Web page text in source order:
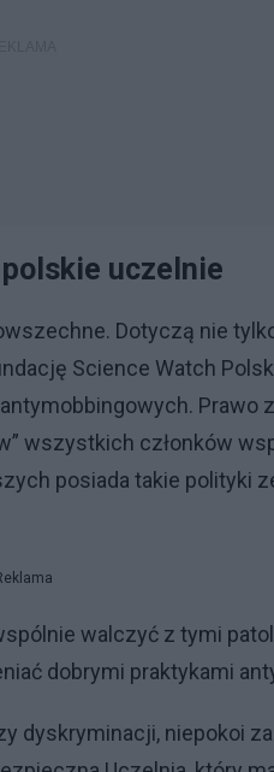
uczelnie
Dotyczą nie
Science Watch
Prawo
wszystkich członków
posiada takie polityki
walczyć z tymi
dobrymi praktykami
dyskryminacji, niepokoi